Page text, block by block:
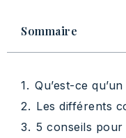
Sommaire
Qu’est-ce
Les différents
5 conseils pour